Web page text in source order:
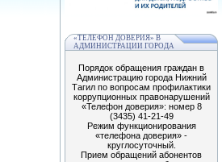
«ТЕЛЕФОН ДОВЕРИЯ» В
АДМИНИСТРАЦИИ ГОРОДА
Порядок обращения граждан в
Администрацию города Нижний
Тагил по вопросам профилактики
коррупционных правонарушений
«Телефон доверия»: номер 8
(3435) 41-21-49
Режим функционирования
«телефона доверия» -
круглосуточный.
Прием обращений абонентов